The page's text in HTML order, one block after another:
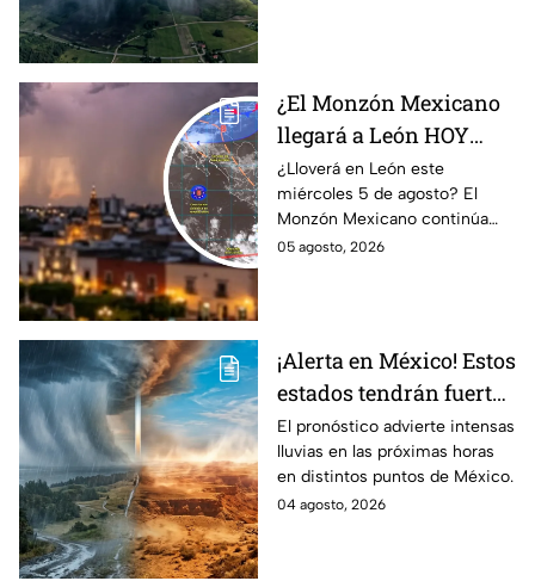
¿El Monzón Mexicano
llegará a León HOY
miércoles? Esto dice el
pronóstico para este 5
de agosto
¿Lloverá en León este
miércoles 5 de agosto? El
Monzón Mexicano continúa
afectando a varios estados del
05 agosto, 2026
¡Alerta en México! Estos
estados tendrán fuertes
precipitaciones;
¿afectará a Guanajuato?
El pronóstico advierte intensas
lluvias en las próximas horas
en distintos puntos de México.
04 agosto, 2026